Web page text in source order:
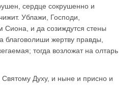
сердце сокрушенно и
Ублажи, Господи,
Сиона, и да созиждутся стены
благоволиши жертву правды,
тогда возложат на олтарь
Духу, и ныне и присно и